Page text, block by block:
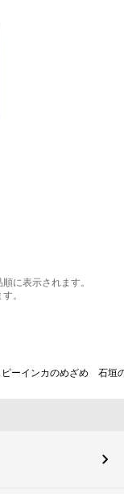
に表示されます。
。
ピーインカのめざめ 石垣